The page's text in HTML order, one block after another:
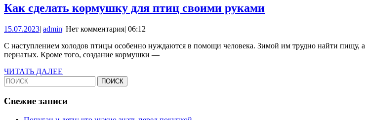
Как сделать кормушку для птиц своими рукамиКак
для
15.07.202315.07.2023
| adminadmin
| Нет комментария| 06:12
С наступлением холодов птицы особенно нуждаются в помощи человека. Зимой им трудно найти пищу,
пернатых. Кроме того, создание кормушки —
ЧИТАТЬ ДАЛЕЕ
Найти:
Свежие записи